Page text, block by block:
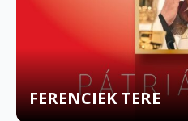
FERENCIEK TERE